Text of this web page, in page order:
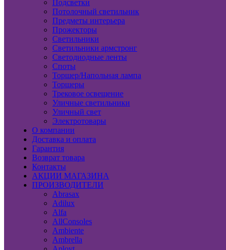
Подсветки
Потолочный светильник
Предметы интерьера
Прожекторы
Светильники
Светильники армстронг
Светодиодные ленты
Споты
Торшер/Напольная лампа
Торшеры
Трековое освещение
Уличные светильники
Уличный свет
Электротовары
О компании
Доставка и оплата
Гарантия
Возврат товара
Контакты
АКЦИИ МАГАЗИНА
ПРОИЗВОДИТЕЛИ
Abrasax
Adilux
Alfa
AllConsoles
Ambiente
Ambrella